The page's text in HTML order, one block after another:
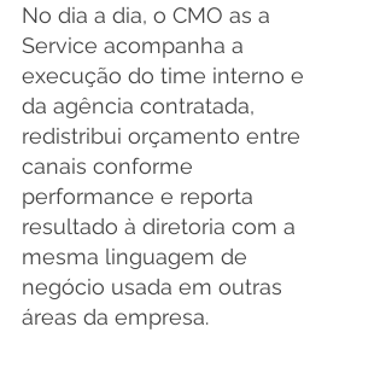
No dia a dia, o CMO as a
Service acompanha a
execução do time interno e
da agência contratada,
redistribui orçamento entre
canais conforme
performance e reporta
resultado à diretoria com a
mesma linguagem de
negócio usada em outras
áreas da empresa.